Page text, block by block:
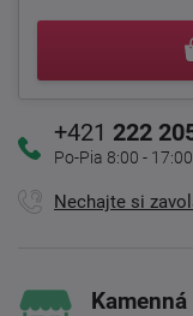
+421 222
Po-Pia 8:00 - 17:00
Nechajte si